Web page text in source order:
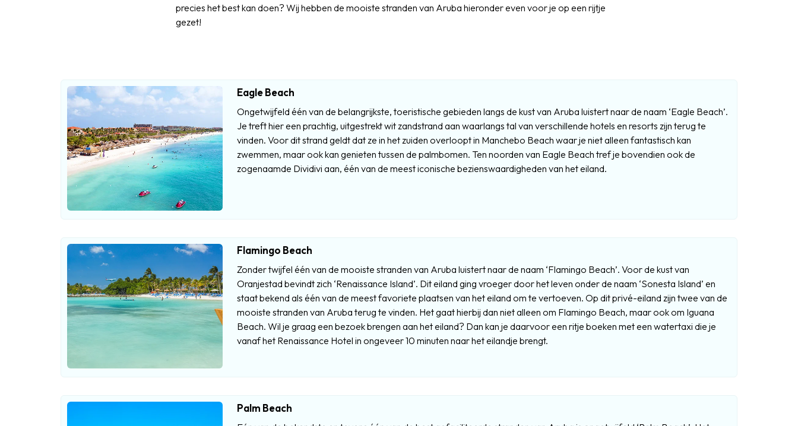
precies het best kan doen? Wij hebben de mooiste stranden van Aruba hieronder even voor je op een rijtje
gezet!
Eagle Beach
Ongetwijfeld één van de belangrijkste, toeristische gebieden langs de kust van Aruba luistert naar de naam ‘Eagle Beach’.
Je treft hier een prachtig, uitgestrekt wit zandstrand aan waarlangs tal van verschillende hotels en resorts zijn terug te
vinden. Voor dit strand geldt dat ze in het zuiden overloopt in Manchebo Beach waar je niet alleen fantastisch kan
zwemmen, maar ook kan genieten tussen de palmbomen. Ten noorden van Eagle Beach tref je bovendien ook de
zogenaamde Dividivi aan, één van de meest iconische bezienswaardigheden van het eiland.
Flamingo Beach
Zonder twijfel één van de mooiste stranden van Aruba luistert naar de naam ‘Flamingo Beach’. Voor de kust van
Oranjestad bevindt zich ‘Renaissance Island’. Dit eiland ging vroeger door het leven onder de naam ‘Sonesta Island’ en
staat bekend als één van de meest favoriete plaatsen van het eiland om te vertoeven. Op dit privé-eiland zijn twee van de
mooiste stranden van Aruba terug te vinden. Het gaat hierbij dan niet alleen om Flamingo Beach, maar ook om Iguana
Beach. Wil je graag een bezoek brengen aan het eiland? Dan kan je daarvoor een ritje boeken met een watertaxi die je
vanaf het Renaissance Hotel in ongeveer 10 minuten naar het eilandje brengt.
Palm Beach